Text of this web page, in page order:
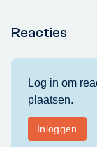
Reacties